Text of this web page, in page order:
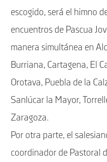
escogido, será el himno
encuentros de Pascua
manera simultánea en
Burriana, Cartagena, El
Orotava, Puebla de la
Sanlúcar la Mayor,
Zaragoza.
Por otra parte, el
coordinador de Pastoral